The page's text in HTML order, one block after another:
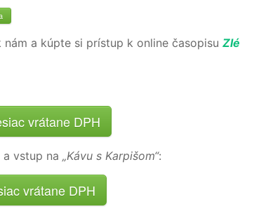
a kúpte si prístup k online časopisu Zlé
vrátane DPH
vstup na „Kávu s Karpišom“:
vrátane DPH